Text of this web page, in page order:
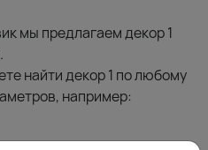
мы предлагаем декор 1
найти декор 1 по любому
например: